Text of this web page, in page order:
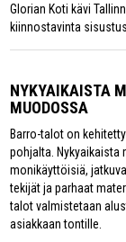
Glorian Koti kävi
kiinnostavinta
NYKYAIKAISTA
MUODOSSA
Barro-talot on
pohjalta.
monikäyttöisiä,
tekijät ja parhaat
talot valmistetaan
asiakkaan tontille.